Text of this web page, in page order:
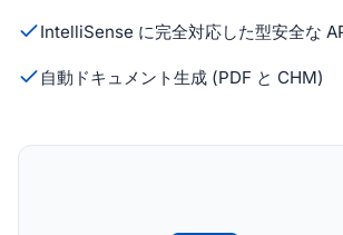
IntelliSense に完全対応した型安全な
自動ドキュメント生成 (PDF と CHM)